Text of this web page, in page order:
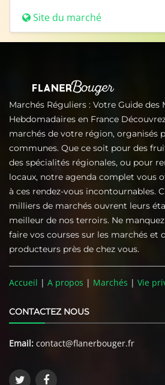
Site du marché
Marchés Réguliers : Votre Guide des
Hebdomadaires en France
marchés de votre région, organisés
communes. Que ce soit pour des
des spécialités régionales, ou pour
locaux, notre agenda complet vous
à ces rendez-vous incontournables.
milliers de marchés ouvrent leurs
meilleur de nos terroirs. Ne
faire vos courses sur les marchés et
producteurs près de chez vous.
Accueil | A propos | Marchés | Vie
CONTACTEZ NOUS
Email: contact@flanerbouger.fr